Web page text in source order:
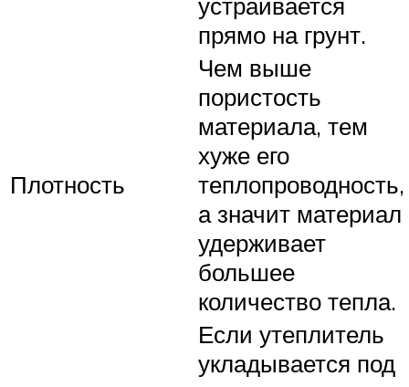
устраивается
прямо на грунт.
Плотность
Чем выше
пористость
материала, тем
хуже его
теплопроводность,
а значит материал
удерживает
большее
количество тепла.
Если утеплитель
укладывается под